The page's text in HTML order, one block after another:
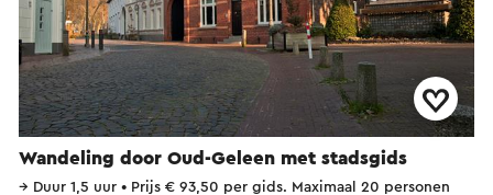
Wandeling door Oud-Geleen met stadsgids
→ Duur 1,5 uur • Prijs € 93,50 per gids. Maximaal 20 personen